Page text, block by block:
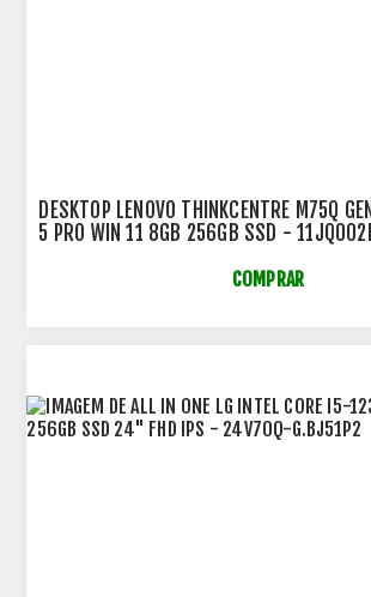
DESKTOP LENOVO THINKCENTRE M75Q
5 PRO WIN 11 8GB 256GB SSD -
COMPRAR